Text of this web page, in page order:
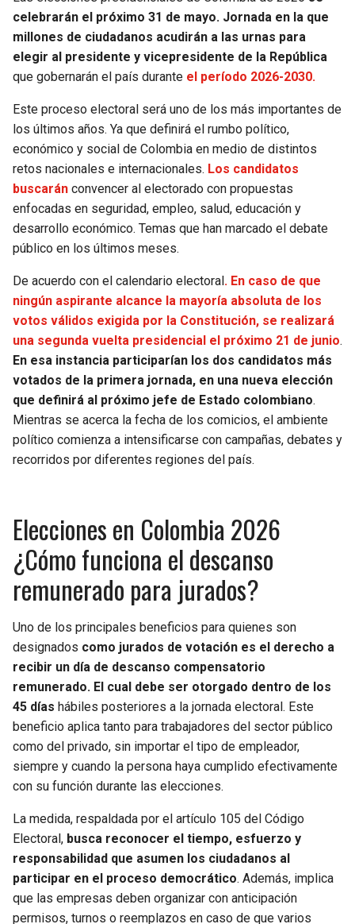
PACKERS
VIKINGS
PANTHERS
SAINTS
BUCCANEERS
TIMBERWOLVES
THUNDER
JAZZ
celebrarán el próximo 31 de mayo. Jornada en la que
millones de ciudadanos acudirán a las urnas para
elegir al presidente y vicepresidente de la República
que gobernarán el país durante el período 2026-2030.
Este proceso electoral será uno de los más importantes de
los últimos años. Ya que definirá el rumbo político,
económico y social de Colombia en medio de distintos
retos nacionales e internacionales. Los candidatos
buscarán convencer al electorado con propuestas
enfocadas en seguridad, empleo, salud, educación y
desarrollo económico. Temas que han marcado el debate
público en los últimos meses.
De acuerdo con el calendario electoral . En caso de que
ningún aspirante alcance la mayoría absoluta de los
votos válidos exigida por la Constitución, se realizará
una segunda vuelta presidencial el próximo 21 de junio.
En esa instancia participarían los dos candidatos más
votados de la primera jornada, en una nueva elección
que definirá al próximo jefe de Estado colombiano.
Mientras se acerca la fecha de los comicios, el ambiente
político comienza a intensificarse con campañas, debates y
recorridos por diferentes regiones del país.
Elecciones en Colombia 2026
¿Cómo funciona el descanso
remunerado para jurados?
Uno de los principales beneficios para quienes son
designados como jurados de votación es el derecho a
recibir un día de descanso compensatorio
remunerado. El cual debe ser otorgado dentro de los
45 días hábiles posteriores a la jornada electoral. Este
beneficio aplica tanto para trabajadores del sector público
como del privado, sin importar el tipo de empleador,
siempre y cuando la persona haya cumplido efectivamente
con su función durante las elecciones.
La medida, respaldada por el artículo 105 del Código
Electoral, busca reconocer el tiempo, esfuerzo y
responsabilidad que asumen los ciudadanos al
participar en el proceso democrático. Además, implica
que las empresas deben organizar con anticipación
permisos, turnos o reemplazos en caso de que varios